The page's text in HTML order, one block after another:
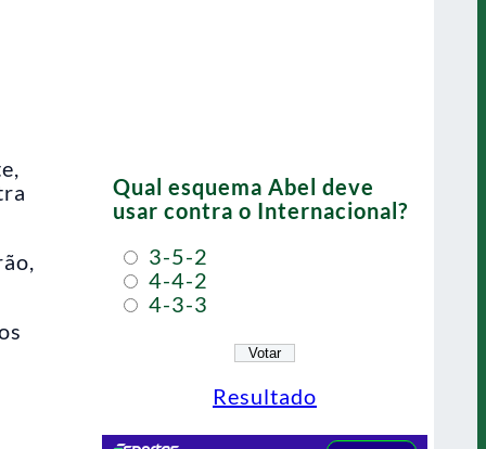
Qual esquema Abel deve
usar contra o Internacional?
3-5-2
4-4-2
4-3-3
Resultado